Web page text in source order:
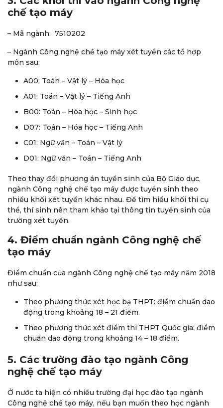
chế tạo máy
– Mã ngành: 7510202
– Ngành Công nghệ chế tạo máy xét tuyển các tổ hợp
môn sau:
A00: Toán – Vật lý – Hóa học
A01: Toán – Vật lý – Tiếng Anh
B00: Toán – Hóa học – Sinh học
D07: Toán – Hóa học – Tiếng Anh
C01: Ngữ văn – Toán – Vật lý
D01: Ngữ văn – Toán – Tiếng Anh
Theo thay đổi phương án tuyển sinh của Bộ Giáo dục,
ngành Công nghệ chế tạo máy được tuyển sinh theo
nhiều khối xét tuyển khác nhau. Để tìm hiểu khối thi cụ
thể, thí sinh nên tham khảo tại thông tin tuyển sinh của
trường xét tuyển.
4. Điểm chuẩn ngành Công nghệ chế
tạo máy
Điểm chuẩn của ngành Công nghệ chế tạo máy năm 2018
như sau:
Theo phương thức xét học bạ THPT: điểm chuẩn dao
động trong khoảng 18 – 21 điểm.
Theo phương thức xét điểm thi THPT Quốc gia: điểm
chuẩn dao động trong khoảng 14 – 18 điểm.
5. Các trường đào tạo ngành Công
nghệ chế tạo máy
Ở nước ta hiện có nhiều trường đại học đào tạo ngành
Công nghệ chế tạo máy, nếu bạn muốn theo học ngành